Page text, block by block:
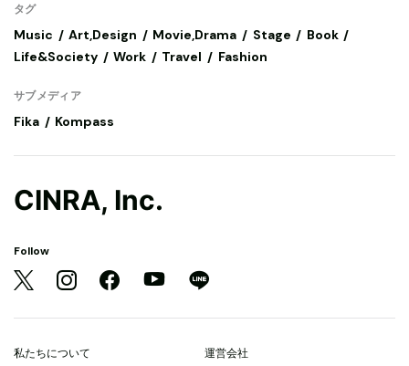
タグ
Music Art,Design Movie,Drama Stage
Book
Life&Society
Work Travel Fashion
サブメディア
Fika Kompass
CINRA, Inc.
Follow
私たちについて 運営会社